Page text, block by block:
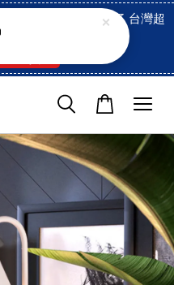
用卡付費已經開啓了 台灣超
也是!